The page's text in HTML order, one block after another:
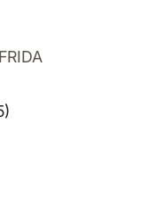
FRIDA